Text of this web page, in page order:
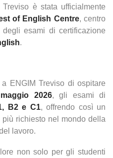
è stata ufficialmente
of English Centre, centro
degli esami di certificazione
.
a ENGIM Treviso di ospitare
maggio 2026, gli esami di
B2 e C1, offrendo così un
richiesto nel mondo della
lavoro.
non solo per gli studenti